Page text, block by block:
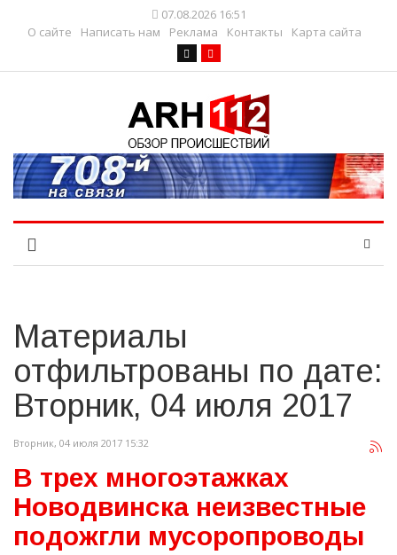
07.08.2026 16:51
О сайте
Написать нам Реклама Контакты Карта сайта
Материалы
отфильтрованы по дате:
Вторник, 04 июля 2017
Вторник, 04 июля 2017 15:32
В трех многоэтажках
Новодвинска неизвестные
подожгли мусоропроводы